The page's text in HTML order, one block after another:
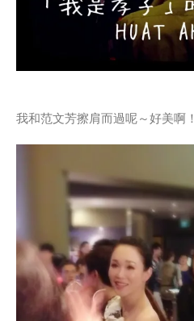
我和范文芳擦肩而過呢～好美啊！